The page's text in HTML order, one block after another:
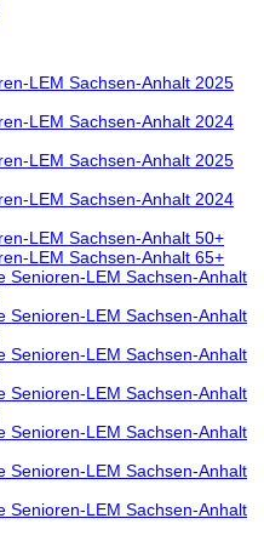
LEM Sachsen-Anhalt 2025
LEM Sachsen-Anhalt 2024
LEM Sachsen-Anhalt 2025
LEM Sachsen-Anhalt 2024
LEM Sachsen-Anhalt 50+
LEM Sachsen-Anhalt 65+
Senioren-LEM Sachsen-Anhalt
Senioren-LEM Sachsen-Anhalt
Senioren-LEM Sachsen-Anhalt
Senioren-LEM Sachsen-Anhalt
Senioren-LEM Sachsen-Anhalt
Senioren-LEM Sachsen-Anhalt
Senioren-LEM Sachsen-Anhalt